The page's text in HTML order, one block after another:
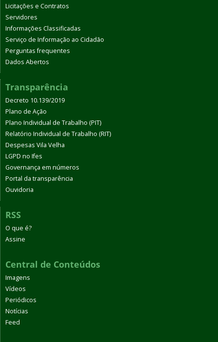
Licitações e Contratos
Servidores
Informações Classificadas
Serviço de Informação ao Cidadão
Perguntas frequentes
Dados Abertos
Transparência
Decreto 10.139/2019
Plano de Ação
Plano Individual de Trabalho (PIT)
Relatório Individual de Trabalho (RIT)
Despesas Vila Velha
LGPD no Ifes
Governança em números
Portal da transparência
Ouvidoria
RSS
O que é?
Assine
Central de Conteúdos
Imagens
Vídeos
Periódicos
Notícias
Feed